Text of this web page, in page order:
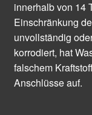
innerhalb von 14
Einschränkung
unvollständig
korrodiert, hat
falschem
Anschlüsse auf.